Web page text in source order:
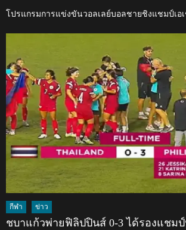
โปรแกรมการแข่งขันวอลเลย์บอลชายชิงแชมป์เอเ
กีฬา ข่าว
ชบาแก้วพ่ายฟิลิปปินส์ 0-3 ได้รองแชม